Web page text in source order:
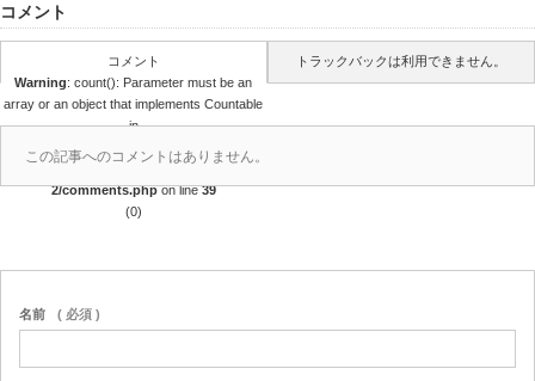
コメント
コメント
Warning: count(): Parameter must be an
array or an object that implements Countable
in
/home/r4688280/public_html/takedataro.c
om/wp-content/themes/amore_tcd028-
2/comments.phpon line39
(0)
トラックバックは利用できません。
この記事へのコメントはありません。
名前 ( 必須 )